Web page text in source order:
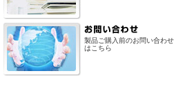
製品ご購入前のお問い合わせ
はこちら